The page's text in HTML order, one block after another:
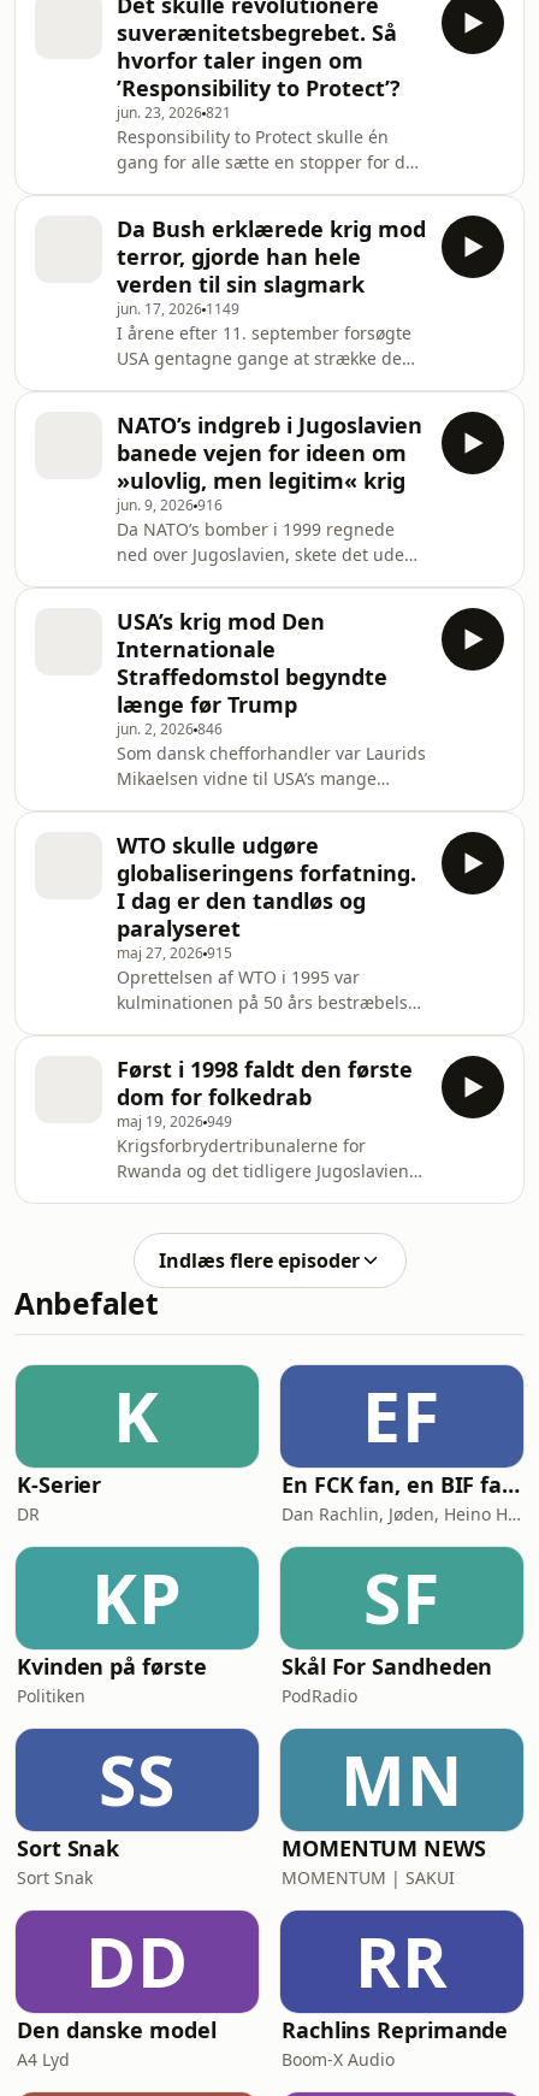
debat om, hvor de juridiske grænser
bør gå i krig.
suverænitetsbegrebet. Så
hvorfor taler ingen om
’Responsibility to Protect’?
jun. 23, 2026821
Responsibility to Protect skulle én
gang for alle sætte en stopper for de
på niveau med opfindelsen af det
moderne statssystem. I dag er
konceptet på sikker kurs mod total
irrelevans. Serien er støttet af
Carlsbergfondet.
Da Bush erklærede krig mod
terror, gjorde han hele
verden til sin slagmark
jun. 17, 2026 1149
I årene efter 11. september forsøgte
USA gentagne gange at strække de
ser i dag?
NATO’s indgreb i Jugoslavien
banede vejen for ideen om
»ulovlig, men legitim« krig
jun. 9, 2026916
Da NATO’s bomber i 1999 regnede
ned over Jugoslavien, skete det uden
trukket spor ind i andre konflikter.
Serien er støttet af Carlsbergfondet.
USA’s krig mod Den
Internationale
Straffedomstol begyndte
længe før Trump
jun. 2, 2026846
Som dansk chefforhandler var Laurids
Mikaelsen vidne til USA’s mange
historien gentager sig.
WTO skulle udgøre
globaliseringens forfatning.
I dag er den tandløs og
paralyseret
maj 27, 2026915
Oprettelsen af WTO i 1995 var
kulminationen på 50 års bestræbelser
USA lukket for ilttilførslen til
organisationen, hvor der i dag ikke er
en eneste dommer tilbage. Serien er
støttet af Carlsbergfondet.
Først i 1998 faldt den første
dom for folkedrab
maj 19, 2026949
Krigsforbrydertribunalerne for
Rwanda og det tidligere Jugoslavien
til reelle domme mod konkrete
personer. Og var dyre, langsomme og
politisk sårbare
Indlæs flere episoder
Anbefalet
K
K-Serier
DR
EF
En FCK fan, en BIF fan og en AGF fan går ind på en bar
Dan Rachlin, Jøden, Heino Hansen
KP
Kvinden på første
Politiken
SF
Skål For Sandheden
PodRadio
SS
Sort Snak
Sort Snak
MN
MOMENTUM NEWS
MOMENTUM | SAKUI
DD
Den danske model
A4 Lyd
RR
Rachlins Reprimande
Boom-X Audio